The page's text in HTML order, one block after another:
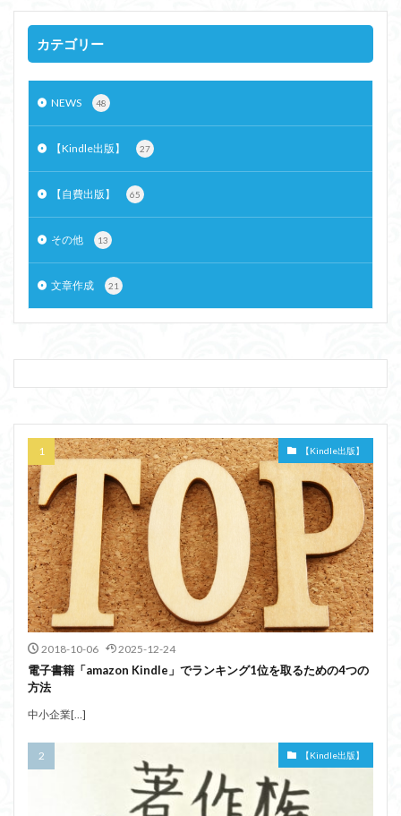
カテゴリー
NEWS 48
【Kindle出版】 27
【自費出版】 65
その他 13
文章作成 21
【Kindle出版】
2018-10-06 2025-12-24
電子書籍「amazon Kindle」でランキング1位を取るための4つの
方法
中小企業[…]
【Kindle出版】